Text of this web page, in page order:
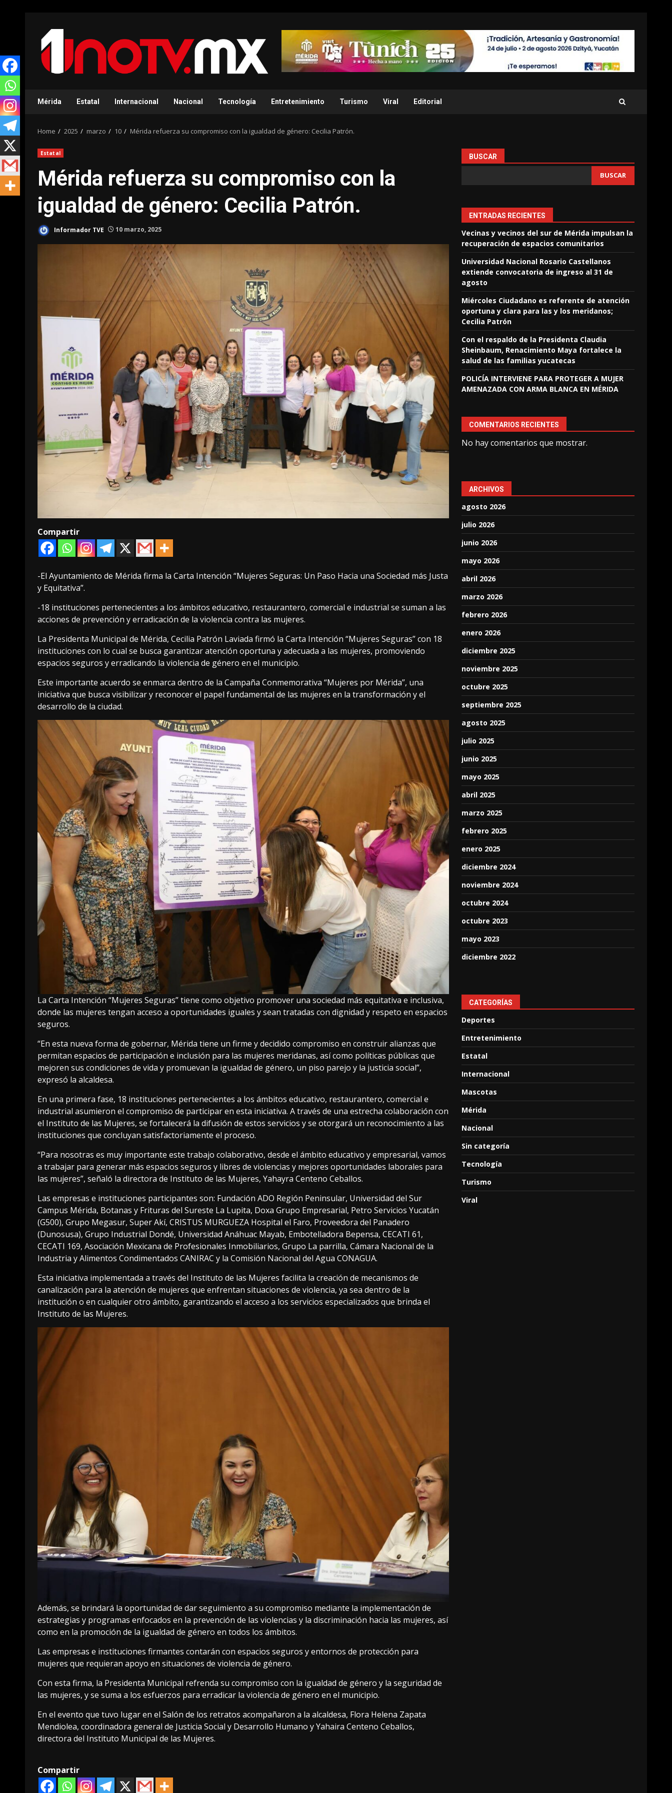
content
Mérida Estatal Internacional Nacional Tecnología Entretenimiento Turismo Viral Editorial
Home 2025 marzo 10 Mérida refuerza su compromiso con la igualdad de género: Cecilia Patrón.
Estatal
Mérida refuerza su compromiso con la
igualdad de género: Cecilia Patrón.
Informador TVE 10 marzo, 2025
Compartir
-El Ayuntamiento de Mérida firma la Carta Intención “Mujeres Seguras: Un Paso Hacia una Sociedad más Justa
y Equitativa”.
-18 instituciones pertenecientes a los ámbitos educativo, restaurantero, comercial e industrial se suman a las
acciones de prevención y erradicación de la violencia contra las mujeres.
La Presidenta Municipal de Mérida, Cecilia Patrón Laviada firmó la Carta Intención “Mujeres Seguras” con 18
instituciones con lo cual se busca garantizar atención oportuna y adecuada a las mujeres, promoviendo
espacios seguros y erradicando la violencia de género en el municipio.
Este importante acuerdo se enmarca dentro de la Campaña Conmemorativa “Mujeres por Mérida”, una
iniciativa que busca visibilizar y reconocer el papel fundamental de las mujeres en la transformación y el
desarrollo de la ciudad.
La Carta Intención “Mujeres Seguras” tiene como objetivo promover una sociedad más equitativa e inclusiva,
donde las mujeres tengan acceso a oportunidades iguales y sean tratadas con dignidad y respeto en espacios
seguros.
“En esta nueva forma de gobernar, Mérida tiene un firme y decidido compromiso en construir alianzas que
permitan espacios de participación e inclusión para las mujeres meridanas, así como políticas públicas que
mejoren sus condiciones de vida y promuevan la igualdad de género, un piso parejo y la justicia social”,
expresó la alcaldesa.
En una primera fase, 18 instituciones pertenecientes a los ámbitos educativo, restaurantero, comercial e
industrial asumieron el compromiso de participar en esta iniciativa. A través de una estrecha colaboración con
el Instituto de las Mujeres, se fortalecerá la difusión de estos servicios y se otorgará un reconocimiento a las
instituciones que concluyan satisfactoriamente el proceso.
“Para nosotras es muy importante este trabajo colaborativo, desde el ámbito educativo y empresarial, vamos
a trabajar para generar más espacios seguros y libres de violencias y mejores oportunidades laborales para
las mujeres”, señaló la directora de Instituto de las Mujeres, Yahayra Centeno Ceballos.
Las empresas e instituciones participantes son: Fundación ADO Región Peninsular, Universidad del Sur
Campus Mérida, Botanas y Frituras del Sureste La Lupita, Doxa Grupo Empresarial, Petro Servicios Yucatán
(G500), Grupo Megasur, Super Akí, CRISTUS MURGUEZA Hospital el Faro, Proveedora del Panadero
(Dunosusa), Grupo Industrial Dondé, Universidad Anáhuac Mayab, Embotelladora Bepensa, CECATI 61,
CECATI 169, Asociación Mexicana de Profesionales Inmobiliarios, Grupo La parrilla, Cámara Nacional de la
Industria y Alimentos Condimentados CANIRAC y la Comisión Nacional del Agua CONAGUA.
Esta iniciativa implementada a través del Instituto de las Mujeres facilita la creación de mecanismos de
canalización para la atención de mujeres que enfrentan situaciones de violencia, ya sea dentro de la
institución o en cualquier otro ámbito, garantizando el acceso a los servicios especializados que brinda el
Instituto de las Mujeres.
Además, se brindará la oportunidad de dar seguimiento a su compromiso mediante la implementación de
estrategias y programas enfocados en la prevención de las violencias y la discriminación hacia las mujeres, así
como en la promoción de la igualdad de género en todos los ámbitos.
Las empresas e instituciones firmantes contarán con espacios seguros y entornos de protección para
mujeres que requieran apoyo en situaciones de violencia de género.
Con esta firma, la Presidenta Municipal refrenda su compromiso con la igualdad de género y la seguridad de
las mujeres, y se suma a los esfuerzos para erradicar la violencia de género en el municipio.
En el evento que tuvo lugar en el Salón de los retratos acompañaron a la alcaldesa, Flora Helena Zapata
Mendiolea, coordinadora general de Justicia Social y Desarrollo Humano y Yahaira Centeno Ceballos,
directora del Instituto Municipal de las Mujeres.
Compartir
BUSCAR
BUSCAR
ENTRADAS RECIENTES
Vecinas y vecinos del sur de Mérida impulsan la
recuperación de espacios comunitarios
Universidad Nacional Rosario Castellanos
extiende convocatoria de ingreso al 31 de
agosto
Miércoles Ciudadano es referente de atención
oportuna y clara para las y los meridanos;
Cecilia Patrón
Con el respaldo de la Presidenta Claudia
Sheinbaum, Renacimiento Maya fortalece la
salud de las familias yucatecas
POLICÍA INTERVIENE PARA PROTEGER A MUJER
AMENAZADA CON ARMA BLANCA EN MÉRIDA
COMENTARIOS RECIENTES
No hay comentarios que mostrar.
ARCHIVOS
agosto 2026
julio 2026
junio 2026
mayo 2026
abril 2026
marzo 2026
febrero 2026
enero 2026
diciembre 2025
noviembre 2025
octubre 2025
septiembre 2025
agosto 2025
julio 2025
junio 2025
mayo 2025
abril 2025
marzo 2025
febrero 2025
enero 2025
diciembre 2024
noviembre 2024
octubre 2024
octubre 2023
mayo 2023
diciembre 2022
CATEGORÍAS
Deportes
Entretenimiento
Estatal
Internacional
Mascotas
Mérida
Nacional
Sin categoría
Tecnología
Turismo
Viral